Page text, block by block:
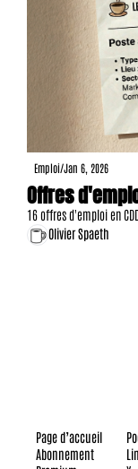
Emploi/Jan 6, 2026
Offres
16 offres d'emploi en
Olivier Spaeth
Page d’accueil
Abonnement